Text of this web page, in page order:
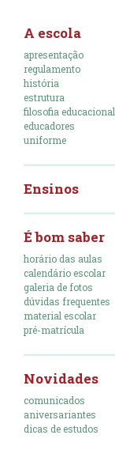
A escola
apresentação
regulamento
história
estrutura
filosofia educacional
educadores
uniforme
Ensinos
É bom saber
horário das aulas
calendário escolar
galeria de fotos
dúvidas frequentes
material escolar
pré-matrícula
Novidades
comunicados
aniversariantes
dicas de estudos